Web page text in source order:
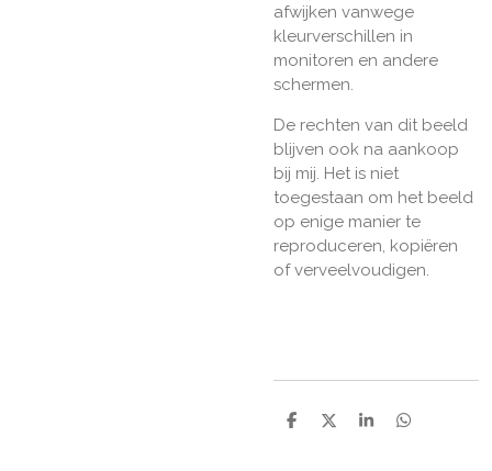
afwijken vanwege
kleurverschillen in
monitoren en andere
schermen.
De rechten van dit beeld
blijven ook na aankoop
bij mij. Het is niet
toegestaan om het beeld
op enige manier te
reproduceren, kopiëren
of verveelvoudigen.
D
D
S
D